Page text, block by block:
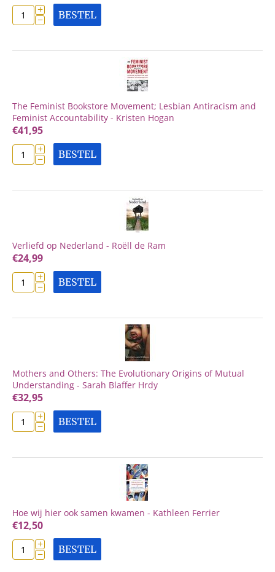
+
− BESTEL
The Feminist Bookstore Movement; Lesbian Antiracism and
Feminist Accountability - Kristen Hogan
€41,95
+
− BESTEL
Verliefd op Nederland - Roëll de Ram
€24,99
+
− BESTEL
Mothers and Others: The Evolutionary Origins of Mutual
Understanding - Sarah Blaffer Hrdy
€32,95
+
− BESTEL
Hoe wij hier ook samen kwamen - Kathleen Ferrier
€12,50
+
− BESTEL